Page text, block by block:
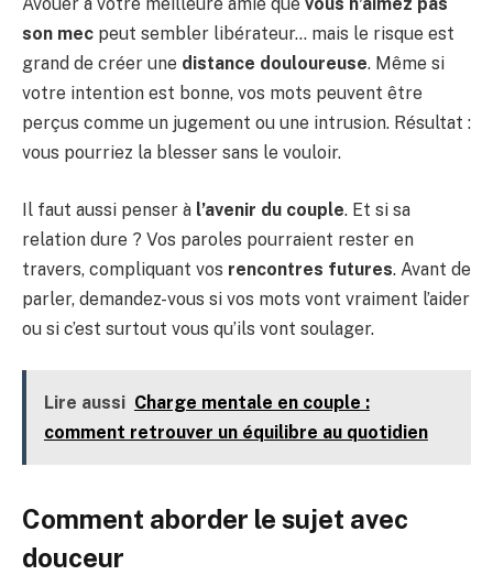
son mec peut sembler libérateur… mais le risque est
grand de créer une distance douloureuse. Même si
votre intention est bonne, vos mots peuvent être
perçus comme un jugement ou une intrusion. Résultat :
vous pourriez la blesser sans le vouloir.
Il faut aussi penser à l’avenir du couple. Et si sa
relation dure ? Vos paroles pourraient rester en
travers, compliquant vos rencontres futures. Avant de
parler, demandez-vous si vos mots vont vraiment l’aider
ou si c’est surtout vous qu’ils vont soulager.
Lire aussi Charge mentale en couple :
comment retrouver un équilibre au quotidien
Comment aborder le sujet avec
douceur